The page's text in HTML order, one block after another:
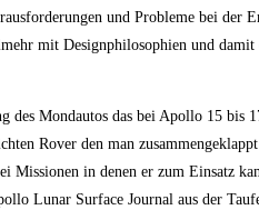
und Probleme bei der
mit Designphilosophien und
des Mondautos das bei Apollo 15 bis
Rover den man
Missionen in denen er zum Einsatz
Lunar Surface Journal aus der